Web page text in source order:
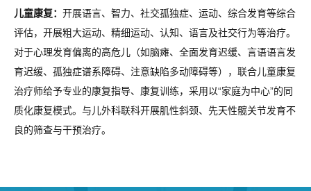
儿童康复： 开展语言、智力、社交孤独症、运动、综合发育等综合
评估，开展粗大运动、精细运动、认知、语言及社交行为等治疗。
对于心理发育偏离的高危儿（如脑瘫、全面发育迟缓、言语语言发
育迟缓、孤独症谱系障碍、注意缺陷多动障碍等），联合儿童康复
治疗师给予专业的康复指导、康复训练，采用以“家庭为中心”的同
质化康复模式。与儿外科联科开展肌性斜颈、先天性髋关节发育不
良的筛查与干预治疗。